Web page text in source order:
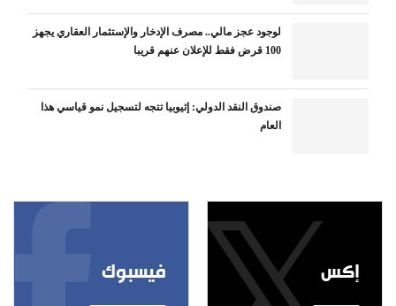
لوجود عجز مالي.. مصرف الإدخار والإستثمار العقاري يجهز
100 قرض فقط للإعلان عنهم قريبا
صندوق النقد الدولي: إثيوبيا تتجه لتسجيل نمو قياسي هذا
العام
فيسبوك إكس